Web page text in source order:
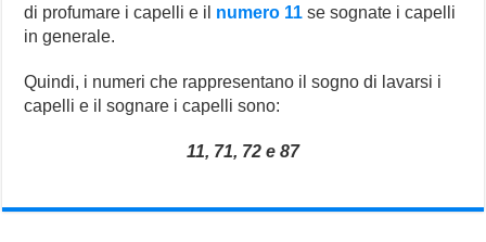
di profumare i capelli e il numero 11 se sognate i capelli
in generale.
Quindi, i numeri che rappresentano il sogno di lavarsi i
capelli e il sognare i capelli sono:
11, 71, 72 e 87